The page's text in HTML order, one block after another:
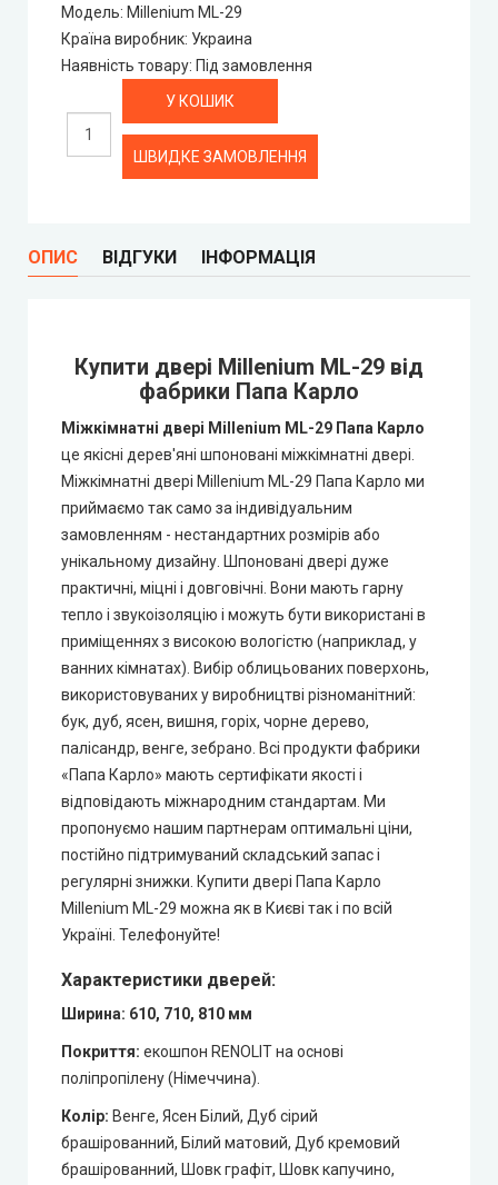
Syndicate Doors (Сіндікат Дорс)
STDM
Gorgania (Горганія)
Модель: Millenium ML-29
Країна виробник: Украина
Наявність товару: Під замовлення
ШВИДКЕ ЗАМОВЛЕННЯ
ОПИС ВІДГУКИ ІНФОРМАЦІЯ
Купити двері Millenium ML-29 від
фабрики Папа Карло
Міжкімнатні двері Millenium ML-29 Папа Карло
це якісні дерев'яні шпоновані міжкімнатні двері.
Міжкімнатні двері Millenium ML-29 Папа Карло ми
приймаємо так само за індивідуальним
замовленням - нестандартних розмірів або
унікальному дизайну. Шпоновані двері дуже
практичні, міцні і довговічні. Вони мають гарну
тепло і звукоізоляцію і можуть бути використані в
приміщеннях з високою вологістю (наприклад, у
ванних кімнатах). Вибір облицьованих поверхонь,
використовуваних у виробництві різноманітний:
бук, дуб, ясен, вишня, горіх, чорне дерево,
палісандр, венге, зебрано. Всі продукти фабрики
«Папа Карло» мають сертифікати якості і
відповідають міжнародним стандартам. Ми
пропонуємо нашим партнерам оптимальні ціни,
постійно підтримуваний складський запас і
регулярні знижки. Купити двері Папа Карло
Millenium ML-29 можна як в Києві так і по всій
Україні. Телефонуйте!
Характеристики дверей:
Ширина: 610, 710, 810 мм
Покриття: екошпон RENOLIT на основі
поліпропілену (Німеччина).
Колір: Венге, Ясен Білий, Дуб сірий
брашірованний, Білий матовий, Дуб кремовий
брашірованний, Шовк графіт, Шовк капучино,